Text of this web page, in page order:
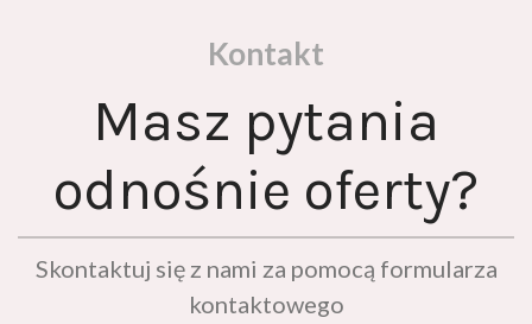
Masz pytania
odnośnie oferty?
Skontaktuj się z nami za pomocą formularza
kontaktowego